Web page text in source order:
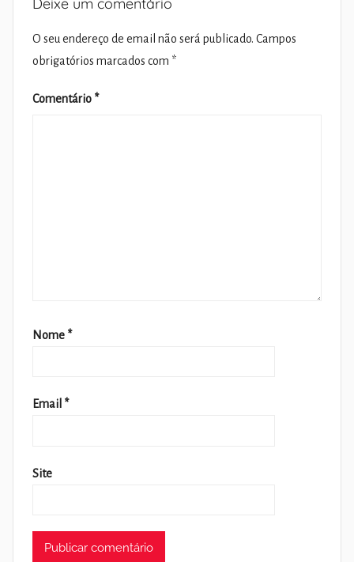
O seu endereço de email não será publicado. Campos
obrigatórios marcados com *
Comentário *
Nome *
Email *
Site